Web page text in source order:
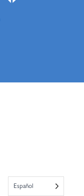
Español